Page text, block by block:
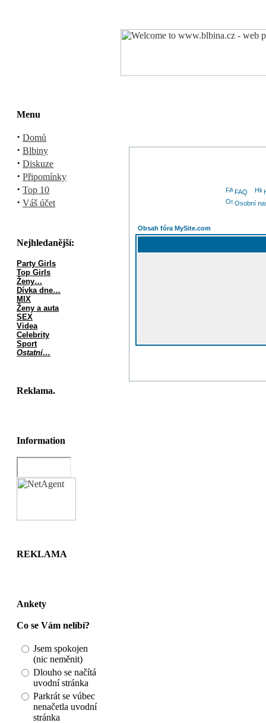
Menu
· Domů
· Blbiny
· Diskuze
· Připomínky
· Top 10
· Váš účet
Nejhledanější:
Party Girls
Top Girls
Ženy…
Dívka dne…
MIX
Ženy a auta
SEX
Videa
Celebrity
Sport
Ostatní…
Reklama.
Information
REKLAMA
Ankety
Co se Vám nelíbí?
Jsem spokojen
(nic neměnit)
Dlouho se načítá
uvodní stránka
Parkrát se vúbec
nenačetla uvodní
stránka
FAQ
Osobní
Obsah fóra MySite.com